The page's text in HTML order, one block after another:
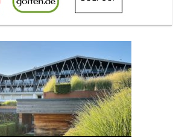
in Royal Birkdale: Warum der